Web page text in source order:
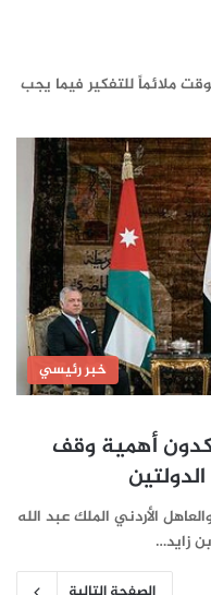
ملائماً للتفكير فيما يجب
خبر رئيسي
أهمية وقف
الأردني الملك عبد الله
زايد…